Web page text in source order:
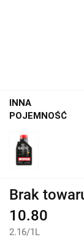
INNA
POJEMNOŚĆ
Brak
10.80
2.16/1L